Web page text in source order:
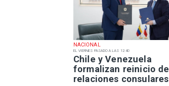
NACIONAL
EL VIERNES PASADO A LAS 12:40
Chile y Venezuela
formalizan reinicio de
relaciones consulares